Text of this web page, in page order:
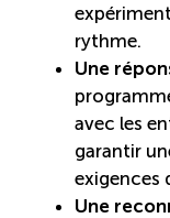
Entretien
norme
Boomerang –
Saisonnalité
rythme.
Une
avec les
garantir
exigences
Une